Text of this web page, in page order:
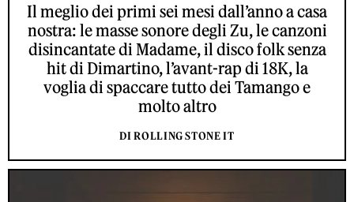
Il meglio dei primi sei mesi dall’anno a casa
nostra: le masse sonore degli Zu, le canzoni
disincantate di Madame, il disco folk senza
hit di Dimartino, l’avant-rap di 18K, la
voglia di spaccare tutto dei Tamango e
molto altro
DI ROLLING STONE IT